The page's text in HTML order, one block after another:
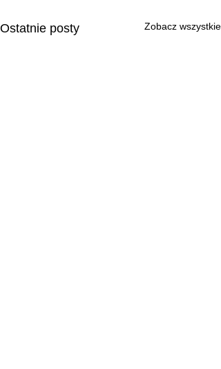
Ostatnie posty Zobacz wszystkie